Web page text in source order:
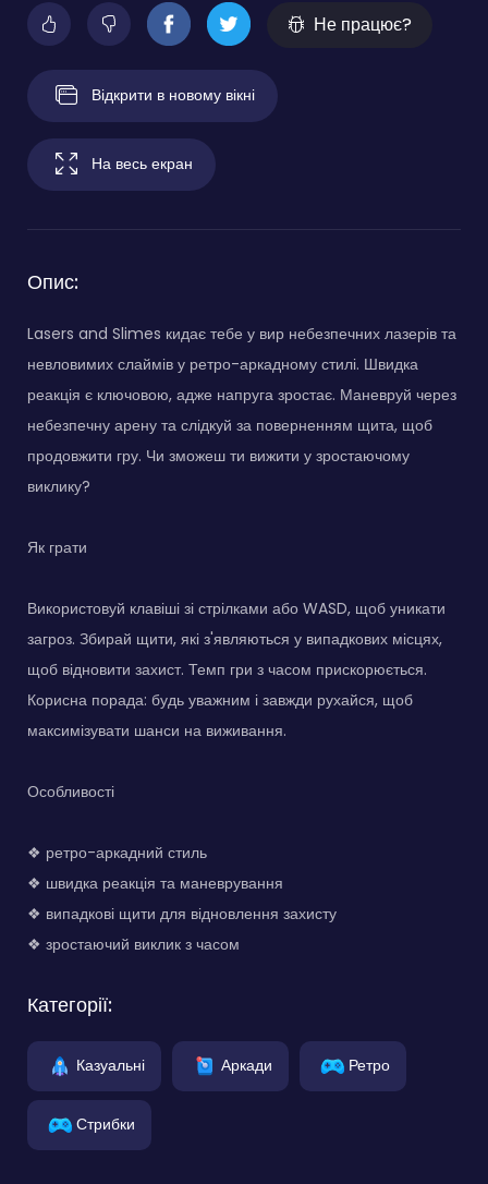
Не працює?
Відкрити в новому вікні
На весь екран
Опис:
Lasers and Slimes кидає тебе у вир небезпечних лазерів та
невловимих слаймів у ретро-аркадному стилі. Швидка
реакція є ключовою, адже напруга зростає. Маневруй через
небезпечну арену та слідкуй за поверненням щита, щоб
продовжити гру. Чи зможеш ти вижити у зростаючому
виклику?
Як грати
Використовуй клавіші зі стрілками або WASD, щоб уникати
загроз. Збирай щити, які з'являються у випадкових місцях,
щоб відновити захист. Темп гри з часом прискорюється.
Корисна порада: будь уважним і завжди рухайся, щоб
максимізувати шанси на виживання.
Особливості
❖ ретро-аркадний стиль
❖ швидка реакція та маневрування
❖ випадкові щити для відновлення захисту
❖ зростаючий виклик з часом
Категорії:
Казуальні Аркади Ретро
Стрибки